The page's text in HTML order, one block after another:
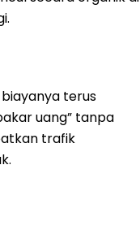
terus
uang” tanpa
trafik